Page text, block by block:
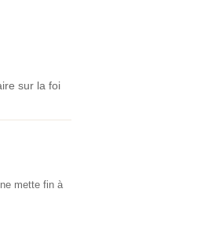
sur la foi
mette fin à